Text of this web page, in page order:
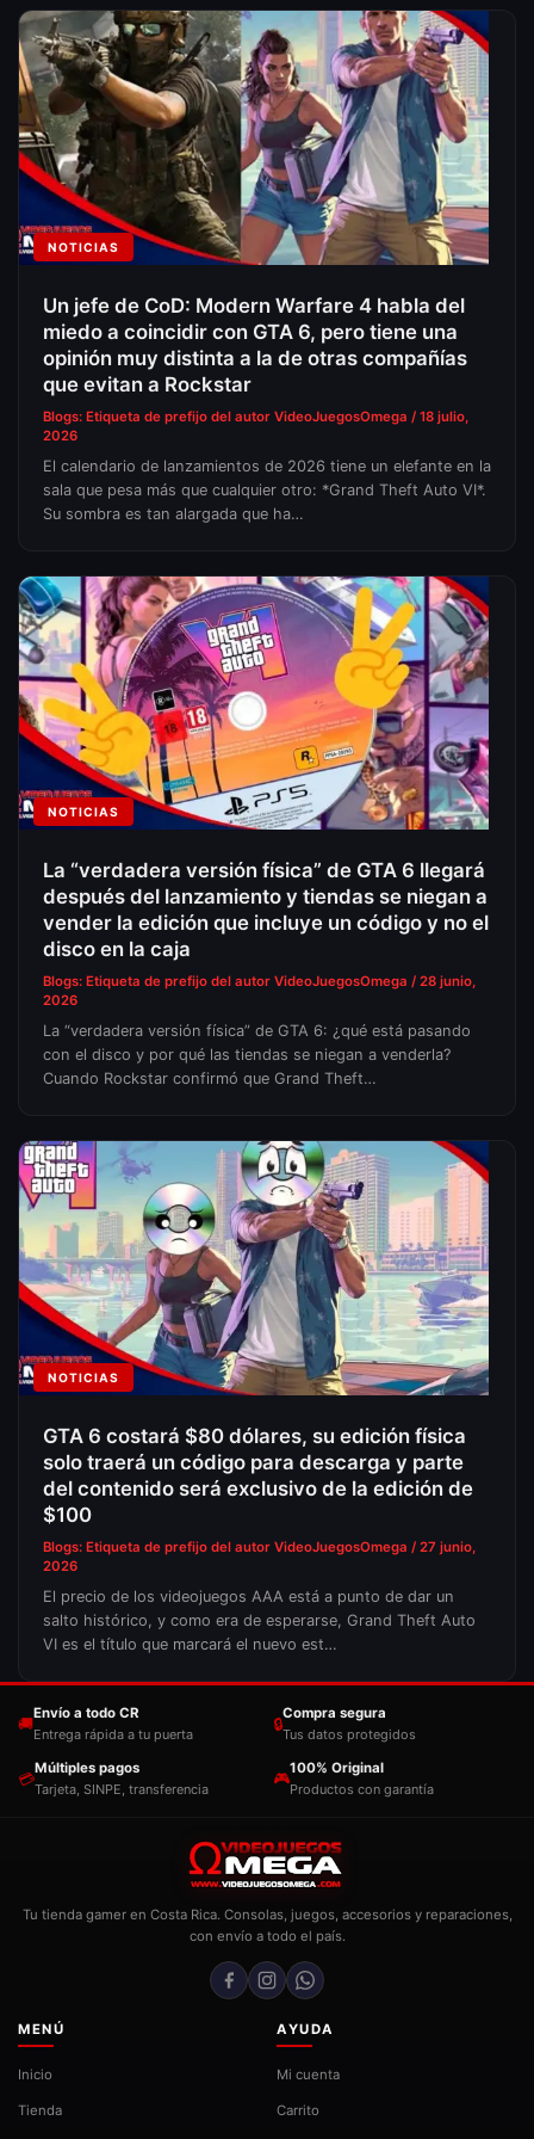
NOTICIAS
Un jefe de CoD: Modern Warfare 4 habla del
miedo a coincidir con GTA 6, pero tiene una
opinión muy distinta a la de otras compañías
que evitan a Rockstar
Blogs: Etiqueta de prefijo del autor VideoJuegosOmega / 18 julio,
2026
El calendario de lanzamientos de 2026 tiene un elefante en la
sala que pesa más que cualquier otro: *Grand Theft Auto VI*.
Su sombra es tan alargada que ha…
NOTICIAS
La “verdadera versión física” de GTA 6 llegará
después del lanzamiento y tiendas se niegan a
vender la edición que incluye un código y no el
disco en la caja
Blogs: Etiqueta de prefijo del autor VideoJuegosOmega / 28 junio,
2026
La “verdadera versión física” de GTA 6: ¿qué está pasando
con el disco y por qué las tiendas se niegan a venderla?
Cuando Rockstar confirmó que Grand Theft…
NOTICIAS
GTA 6 costará $80 dólares, su edición física
solo traerá un código para descarga y parte
del contenido será exclusivo de la edición de
$100
Blogs: Etiqueta de prefijo del autor VideoJuegosOmega / 27 junio,
2026
El precio de los videojuegos AAA está a punto de dar un
salto histórico, y como era de esperarse, Grand Theft Auto
VI es el título que marcará el nuevo est…
🚚
Envío a todo CR
Entrega rápida a tu puerta
🔒
Compra segura
Tus datos protegidos
💳
Múltiples pagos
Tarjeta, SINPE, transferencia
🎮
100% Original
Productos con garantía
Tu tienda gamer en Costa Rica. Consolas, juegos, accesorios y reparaciones,
con envío a todo el país.
MENÚ
Inicio
Tienda
AYUDA
Mi cuenta
Carrito